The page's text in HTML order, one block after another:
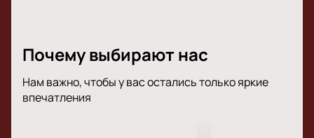
поклонниками композиции, так и самые свежие
на концерте в живом исполнении. У вас будет шанс
познакомиться с некоторыми музыкальными
Почему выбирают нас
Нам важно, чтобы у вас остались только яркие
впечатления